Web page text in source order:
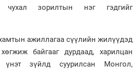
чухал зорилтын нэг гэдгийг
ажиллагаа сүүлийн жилүүдэд
байгааг дурдаад, харилцан
үнэт зүйлд суурилсан Монгол,